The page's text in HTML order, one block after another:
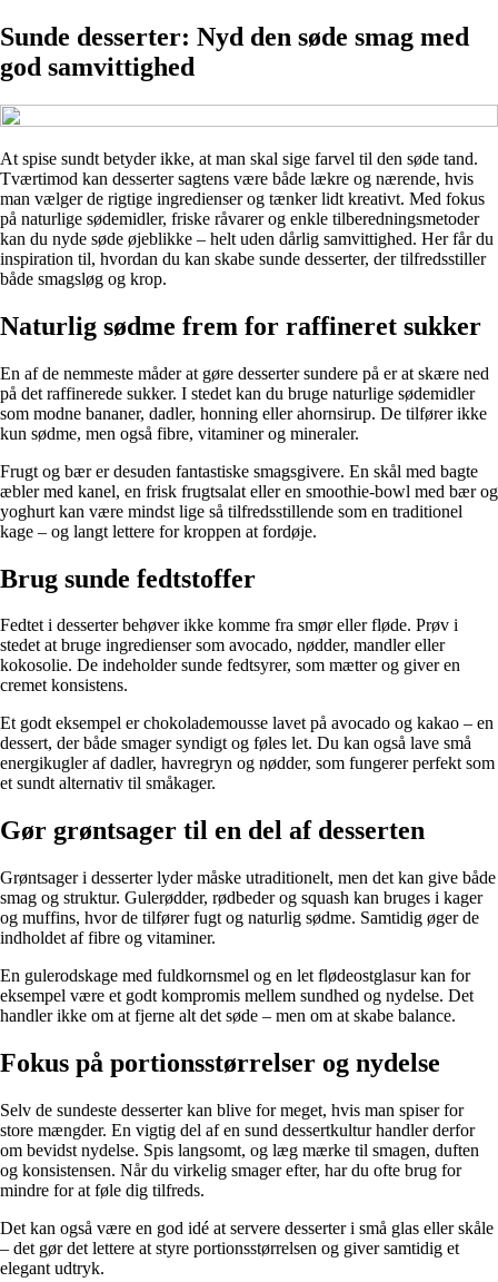
Sunde desserter: Nyd den søde smag med
god samvittighed
At spise sundt betyder ikke, at man skal sige farvel til den søde tand.
Tværtimod kan desserter sagtens være både lækre og nærende, hvis
man vælger de rigtige ingredienser og tænker lidt kreativt. Med fokus
på naturlige sødemidler, friske råvarer og enkle tilberedningsmetoder
kan du nyde søde øjeblikke – helt uden dårlig samvittighed. Her får du
inspiration til, hvordan du kan skabe sunde desserter, der tilfredsstiller
både smagsløg og krop.
Naturlig sødme frem for raffineret sukker
En af de nemmeste måder at gøre desserter sundere på er at skære ned
på det raffinerede sukker. I stedet kan du bruge naturlige sødemidler
som modne bananer, dadler, honning eller ahornsirup. De tilfører ikke
kun sødme, men også fibre, vitaminer og mineraler.
Frugt og bær er desuden fantastiske smagsgivere. En skål med bagte
æbler med kanel, en frisk frugtsalat eller en smoothie-bowl med bær og
yoghurt kan være mindst lige så tilfredsstillende som en traditionel
kage – og langt lettere for kroppen at fordøje.
Brug sunde fedtstoffer
Fedtet i desserter behøver ikke komme fra smør eller fløde. Prøv i
stedet at bruge ingredienser som avocado, nødder, mandler eller
kokosolie. De indeholder sunde fedtsyrer, som mætter og giver en
cremet konsistens.
Et godt eksempel er chokolademousse lavet på avocado og kakao – en
dessert, der både smager syndigt og føles let. Du kan også lave små
energikugler af dadler, havregryn og nødder, som fungerer perfekt som
et sundt alternativ til småkager.
Gør grøntsager til en del af desserten
Grøntsager i desserter lyder måske utraditionelt, men det kan give både
smag og struktur. Gulerødder, rødbeder og squash kan bruges i kager
og muffins, hvor de tilfører fugt og naturlig sødme. Samtidig øger de
indholdet af fibre og vitaminer.
En gulerodskage med fuldkornsmel og en let flødeostglasur kan for
eksempel være et godt kompromis mellem sundhed og nydelse. Det
handler ikke om at fjerne alt det søde – men om at skabe balance.
Fokus på portionsstørrelser og nydelse
Selv de sundeste desserter kan blive for meget, hvis man spiser for
store mængder. En vigtig del af en sund dessertkultur handler derfor
om bevidst nydelse. Spis langsomt, og læg mærke til smagen, duften
og konsistensen. Når du virkelig smager efter, har du ofte brug for
mindre for at føle dig tilfreds.
Det kan også være en god idé at servere desserter i små glas eller skåle
– det gør det lettere at styre portionsstørrelsen og giver samtidig et
elegant udtryk.